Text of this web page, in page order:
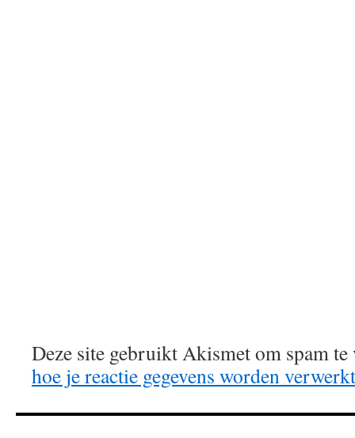
Deze site gebruikt Akismet om spam
hoe je reactie gegevens worden verwerkt